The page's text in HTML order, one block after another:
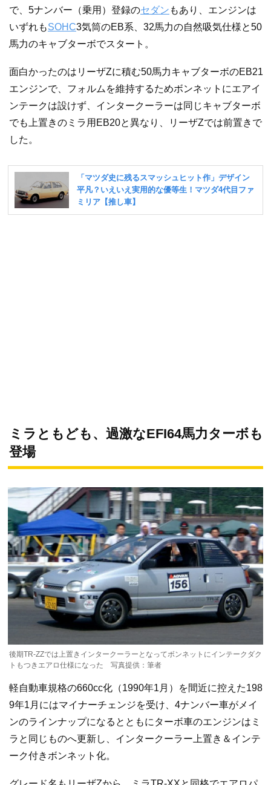
で、5ナンバー（乗用）登録のセダン もあり、エンジンは
いずれもSOHC3気筒のEB系、32馬力の自然吸気仕様と50
馬力のキャブターボでスタート。
面白かったのはリーザZに積む50馬力キャブターボのEB21
エンジンで、フォルムを維持するためボンネットにエアイ
ンテークは設けず、インタークーラーは同じキャブターボ
でも上置きのミラ用EB20と異なり、リーザZでは前置きで
した。
ミラともども、過激なEFI64馬力ターボも
登場
後期TR-ZZでは上置きインタークーラーとなってボンネットにインテークダク
トもつきエアロ仕様になった 写真提供：筆者
軽自動車規格の660cc化（1990年1月）を間近に控えた198
9年1月にはマイナーチェンジを受け、4ナンバー車がメイ
ンのラインナップになるとともにターボ車のエンジンはミ
ラと同じものへ更新し、インタークーラー上置き＆インテ
ーク付きボンネット化。